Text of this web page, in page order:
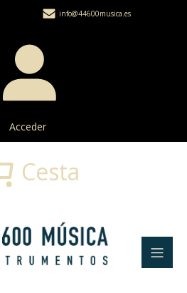
info@44600musica.es
Acceder
Cesta